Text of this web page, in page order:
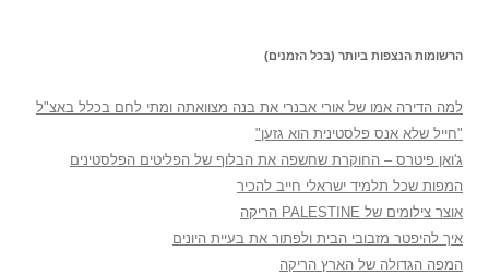
הרשומות הנצפות ביותר (בכל הזמנים)
למה הדירה אמו של אורי אבנרי את בנה מצוואתה ומתי לחם בכלל באצ"ל
"חייל שלא אנס פלסטינית הוא גזען"
ג'ואן פיטרס – החוקרת שחשפה את הבלוף של הפליטים הפלסטינים
המפות שכל תלמיד ישראלי חייב להכיר
אוצר צילומים של PALESTINE הריקה
איך להיפטר מזבובי הבית ולפתור את בעיית היונים
המפה הגדולה של הארץ הריקה